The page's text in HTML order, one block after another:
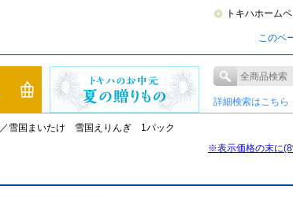
トキハホーム
このペ
詳細検索はこちら
／雪国まいたけ 雪国えりんぎ 1パック
※表示価格の末に